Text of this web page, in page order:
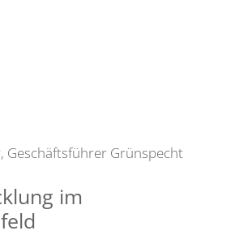
Geschäftsführer Grünspecht
im